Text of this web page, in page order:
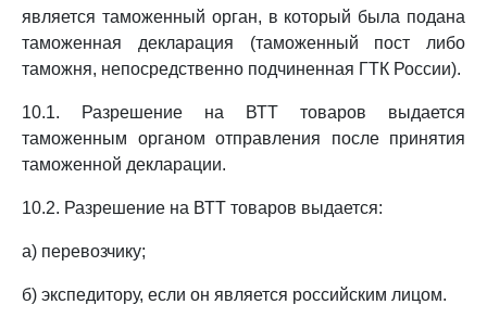
является таможенный орган, в который была подана
таможенная декларация (таможенный пост либо
таможня, непосредственно подчиненная ГТК России).
10.1. Разрешение на ВТТ товаров выдается
таможенным органом отправления после принятия
таможенной декларации.
10.2. Разрешение на ВТТ товаров выдается:
а) перевозчику;
б) экспедитору, если он является российским лицом.